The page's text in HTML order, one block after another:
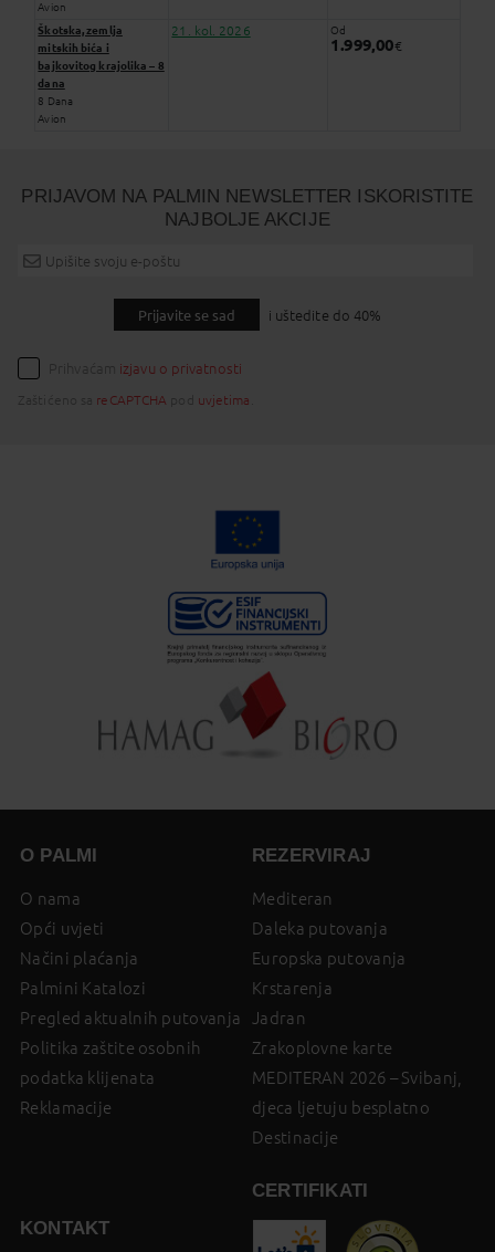
Avion
Škotska, zemlja
mitskih bića i
bajkovitog krajolika – 8
dana
8 Dana
Avion
21. kol. 2026 Od
1.999,00€
PRIJAVOM NA PALMIN NEWSLETTER ISKORISTITE
NAJBOLJE AKCIJE
Prijavite se sad i uštedite do 40%
Prihvaćam izjavu o privatnosti
Zaštićeno sa reCAPTCHA uvjetima
O PALMI
O nama
Opći uvjeti
Načini plaćanja
Palmini Katalozi
Pregled aktualnih putovanja
Politika zaštite osobnih
podatka klijenata
Reklamacije
KONTAKT
REZERVIRAJ
Mediteran
Daleka putovanja
Europska putovanja
Krstarenja
Jadran
Zrakoplovne karte
MEDITERAN 2026 – Svibanj,
djeca ljetuju besplatno
Destinacije
CERTIFIKATI